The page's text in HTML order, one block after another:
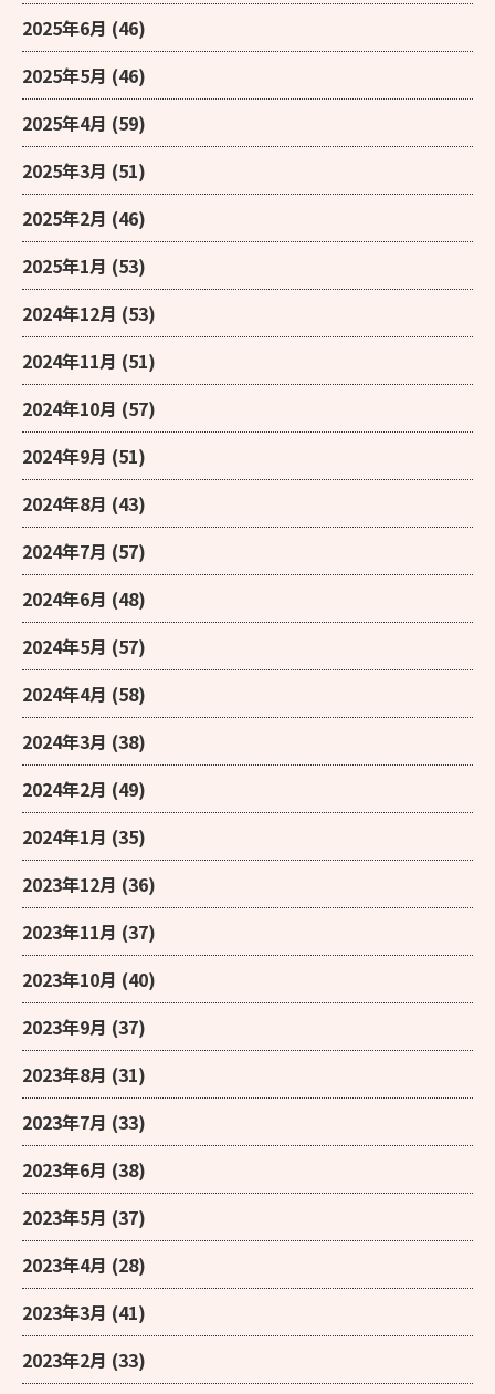
2025年6月 (46)
2025年5月 (46)
2025年4月 (59)
2025年3月 (51)
2025年2月 (46)
2025年1月 (53)
2024年12月 (53)
2024年11月 (51)
2024年10月 (57)
2024年9月 (51)
2024年8月 (43)
2024年7月 (57)
2024年6月 (48)
2024年5月 (57)
2024年4月 (58)
2024年3月 (38)
2024年2月 (49)
2024年1月 (35)
2023年12月 (36)
2023年11月 (37)
2023年10月 (40)
2023年9月 (37)
2023年8月 (31)
2023年7月 (33)
2023年6月 (38)
2023年5月 (37)
2023年4月 (28)
2023年3月 (41)
2023年2月 (33)